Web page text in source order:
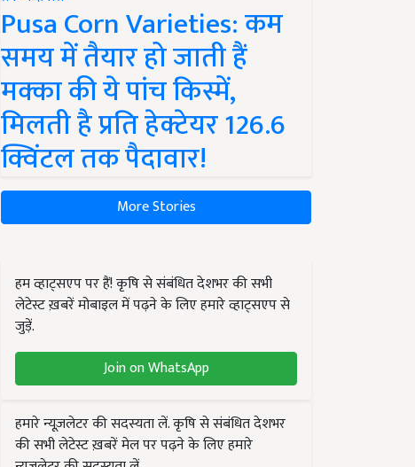
Pusa Corn Varieties: कम
समय में तैयार हो जाती हैं
मक्का की ये पांच किस्में,
मिलती है प्रति हेक्टेयर 126.6
क्विंटल तक पैदावार!
More Stories
हम व्हाट्सएप पर हैं! कृषि से संबंधित देशभर की सभी
लेटेस्ट ख़बरें मोबाइल में पढ़ने के लिए हमारे व्हाट्सएप से
जुड़ें.
Join on WhatsApp
हमारे न्यूज़लेटर की सदस्यता लें. कृषि से संबंधित देशभर
की सभी लेटेस्ट ख़बरें मेल पर पढ़ने के लिए हमारे